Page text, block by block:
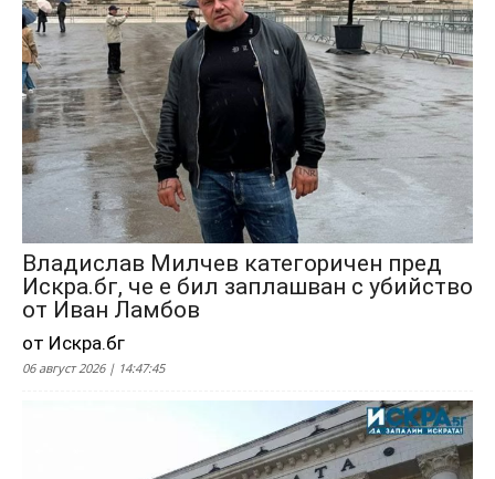
Владислав Милчев категоричен пред
Искра.бг, че е бил заплашван с убийство
от Иван Ламбов
от Искра.бг
06 август 2026 | 14:47:45